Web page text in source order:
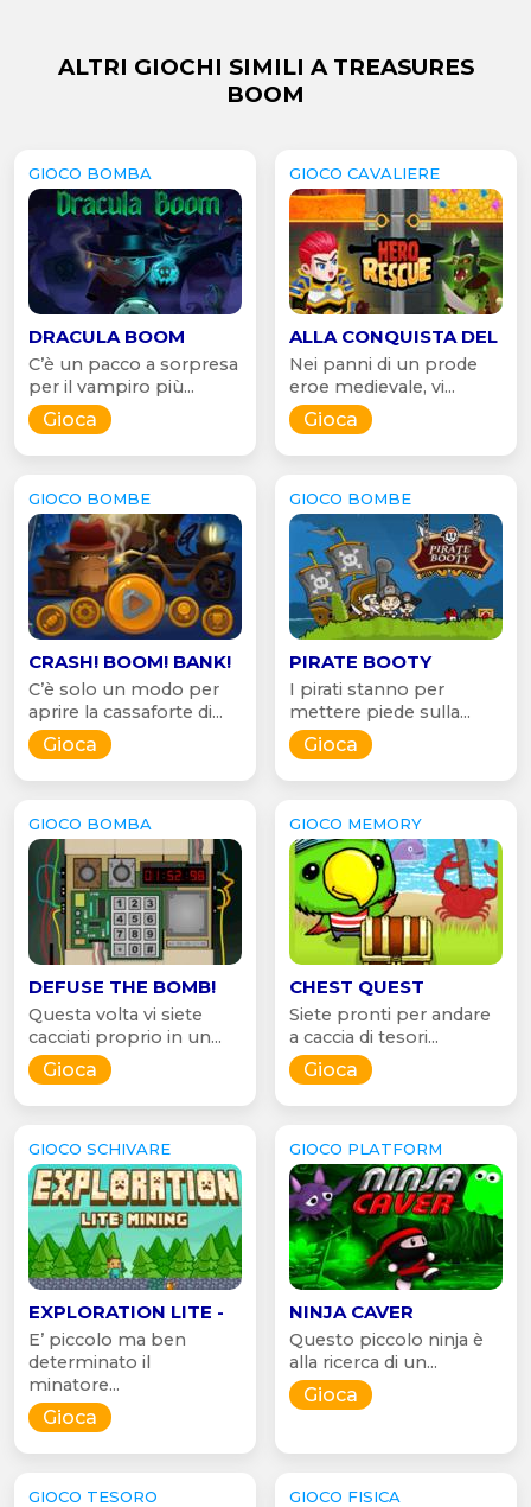
ALTRI GIOCHI SIMILI A TREASURES
BOOM
GIOCO BOMBA
DRACULA BOOM
C’è un pacco a sorpresa
per il vampiro più...
Gioca
GIOCO CAVALIERE
ALLA CONQUISTA DEL
Nei panni di un prode
eroe medievale, vi...
Gioca
GIOCO BOMBE
CRASH! BOOM! BANK!
C’è solo un modo per
aprire la cassaforte di...
Gioca
GIOCO BOMBE
PIRATE BOOTY
I pirati stanno per
mettere piede sulla...
Gioca
GIOCO BOMBA
DEFUSE THE BOMB!
Questa volta vi siete
cacciati proprio in un...
Gioca
GIOCO MEMORY
CHEST QUEST
Siete pronti per andare
a caccia di tesori...
Gioca
GIOCO SCHIVARE
EXPLORATION LITE -
E’ piccolo ma ben
determinato il
minatore...
Gioca
GIOCO PLATFORM
NINJA CAVER
Questo piccolo ninja è
alla ricerca di un...
Gioca
GIOCO TESORO GIOCO FISICA